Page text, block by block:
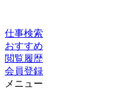
仕事検索
おすすめ
閲覧履歴
会員登録
メニュー